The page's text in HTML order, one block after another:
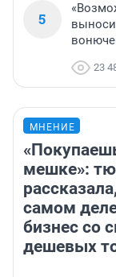
5
23
МНЕНИЕ
мешке»:
самом
бизнес со
дешевых